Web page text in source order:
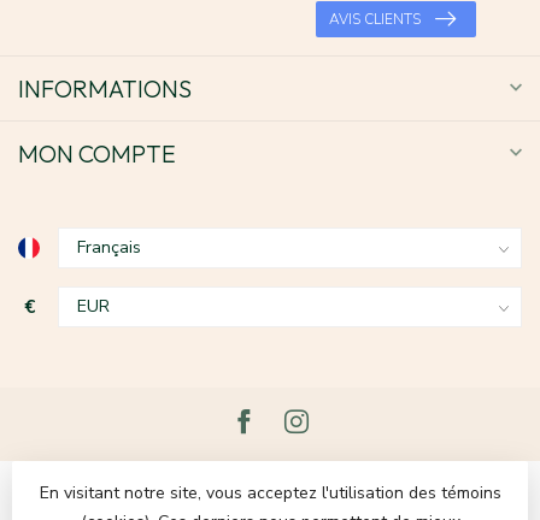
AVIS CLIENTS
INFORMATIONS
MON COMPTE
€
En visitant notre site, vous acceptez l'utilisation des témoins